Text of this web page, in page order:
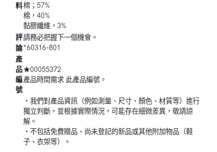
料棉；57%
棉，40%
黏膠纖維，3%
評
論
請務必把握下一個機會。
*60316-801
產
品
編
號
★00055372
產品時間需求 此產品編號。
・我們對產品資訊（例如測量、尺寸、顏色、材質等）進行
獨立判斷，並根據實際情況，可能存在細微差異，敬請諒
解。
・不包括免費贈品、尚未登記的新品或其他附加物品（鞋
子、衣架等）。